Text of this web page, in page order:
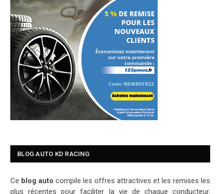
BLOG AUTO KD RACING
Ce blog auto compile les offres attractives et les remises les
plus récentes pour faciliter la vie de chaque conducteur.